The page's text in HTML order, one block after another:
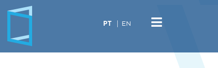
PT EN